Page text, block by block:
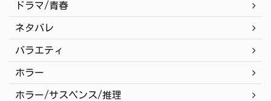
ドラマ/青春
ネタバレ
バラエティ
ホラー
ホラー/サスペンス/推理